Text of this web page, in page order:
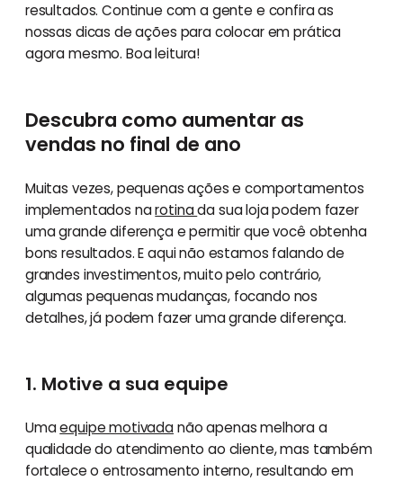
resultados. Continue com a gente e confira as
nossas dicas de ações para colocar em prática
agora mesmo. Boa leitura!
Descubra como aumentar as
vendas no final de ano
Muitas vezes, pequenas ações e comportamentos
implementados narotinada sua loja podem fazer
uma grande diferença e permitir que você obtenha
bons resultados. E aqui não estamos falando de
grandes investimentos, muito pelo contrário,
algumas pequenas mudanças, focando nos
detalhes, já podem fazer uma grande diferença.
1. Motive a sua equipe
Umaequipe motivadanão apenas melhora a
qualidade do atendimento ao cliente, mas também
fortalece o entrosamento interno, resultando em